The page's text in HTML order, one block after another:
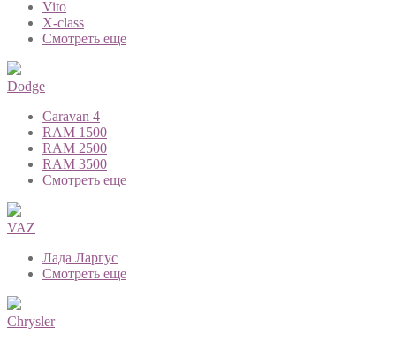
Vito
X-class
Смотреть еще
Dodge
Caravan 4
RAM 1500
RAM 2500
RAM 3500
Смотреть еще
VAZ
Лада Ларгус
Смотреть еще
Chrysler